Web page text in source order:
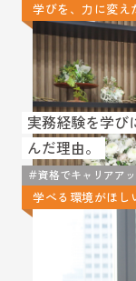
学びを、力に変え
実務経験を学び
んだ理由。
＃資格でキャリアア
学べる環境がほし